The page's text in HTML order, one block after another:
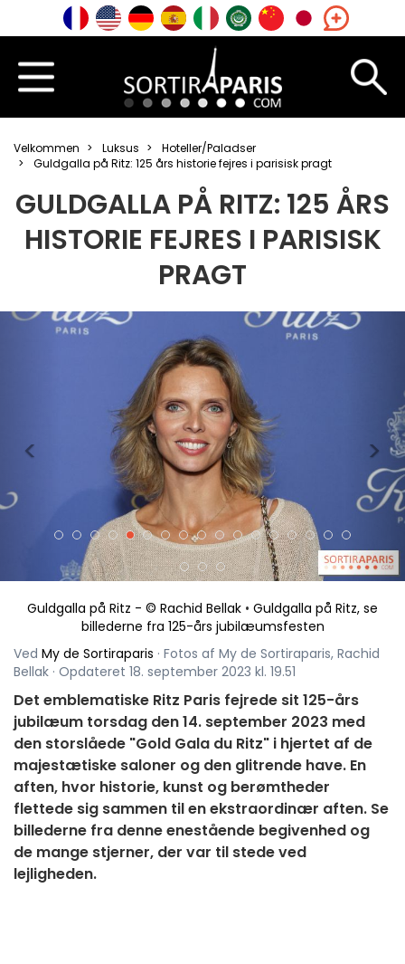
Velkommen Luksus
Hoteller/Paladser
Guldgalla på Ritz: 125 års historie fejres i parisisk pragt
GULDGALLA PÅ RITZ: 125 ÅRS
HISTORIE FEJRES I PARISISK
PRAGT
< >
Guldgalla på Ritz - © Rachid Bellak • Guldgalla på Ritz, se
billederne fra 125-års jubilæumsfesten
Ved My de Sortiraparis · Fotos af My de Sortiraparis, Rachid
Bellak · Opdateret 18. september 2023 kl. 19.51
Det emblematiske Ritz Paris fejrede sit 125-års
jubilæum torsdag den 14. september 2023 med
den storslåede "Gold Gala du Ritz" i hjertet af de
majestætiske saloner og den glitrende have. En
aften, hvor historie, kunst og berømtheder
flettede sig sammen til en ekstraordinær aften. Se
billederne fra denne enestående begivenhed og
de mange stjerner, der var til stede ved
lejligheden.